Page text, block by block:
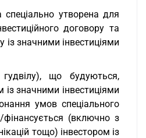
утворена для
договору та
із значними інвестиціями
що будуються,
значними інвестиціями
умов спеціального
фінансується (включно з
тощо) інвестором із